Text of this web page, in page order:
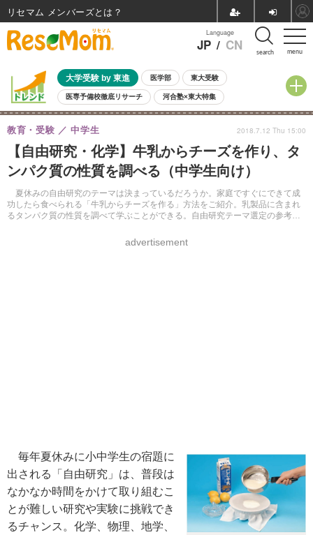
menu
Language
JP / CN search
大学受験 by 東進 医学部 東大受験
医専予備校徹底リサーチ 河合塾×東大特集
親子で考える大学選び 高校受験 中学受験 小学校受験
共通テスト 夏休み
8月開催イベント・WS 全国公立高校 過去問 人気記事
自由研究教材（小学生向け） 自由研究教材（中学生向け） ランキング
【自由研究・化学】牛乳からチーズを作り、タ
ンパク質の性質を調べる（中学生向け）
夏休みの自由研究のテーマは決まっているだろうか。家庭ですぐにできて成
功したら食べられる「牛乳からチーズを作る」方法をご紹介。乳製品に含まれ
るタンパク質の性質を調べて学ぶことができる。自由研究テーマ選定の参考に
教育・受験 中学生
advertisement
2018.7.12 Thu 15:00
毎年夏休みに小中学生の宿題に
出される「自由研究」は、普段は
なかなか時間をかけて取り組むこ
とが難しい研究や実験に挑戦でき
るチャンス。化学、物理、地学、
リセマム メンバーズ